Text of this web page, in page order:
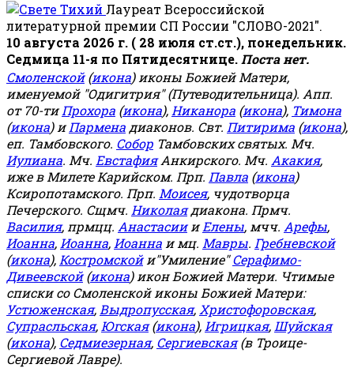
Лауреат Всероссийской
литературной премии СП России "СЛОВО-2021".
10 августа 2026 г. ( 28 июля ст.ст.), понедельник.
Седмица 11-я по Пятидесятнице. Поста нет.
Смоленской(икона) иконы Божией Матери,
именуемой "Одигитрия" (Путеводительница). Апп.
от 70-тиПрохора (икона), Никанора (икона), Тимона
(икона) иПармена диаконов. Свт. Питирима (икона),
еп. Тамбовского. Собор Тамбовских святых. Мч.
Иулиана. Мч. ЕвстафияАнкирского. Мч. Акакия,
иже в Милете Карийском. Прп. Павла (икона)
Ксиропотамского. Прп. Моисея, чудотворца
Печерского. Сщмч. Николаядиакона. Прмч.
Василия, прмцц. АнастасиииЕлены, мчч. Арефы,
Иоанна, Иоанна, Иоанна и мц. Мавры. Гребневской
(икона), Костромскойи"Умиление"Серафимо-
Дивеевской(икона) икон Божией Матери. Чтимые
списки со Смоленской иконы Божией Матери:
Устюженская, Выдропусская, Христофоровская,
Супрасльская, Югская(икона), Игрицкая, Шуйская
(икона), Седмиезерная, Сергиевская(в Троице-
Сергиевой Лавре).